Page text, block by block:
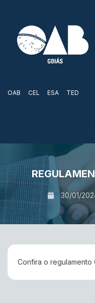
OAB CEL ESA TED
30/01/
Confira o regulamento